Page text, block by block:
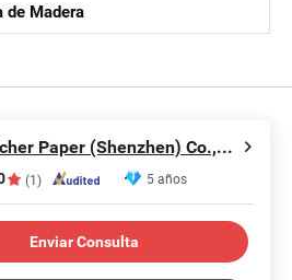
de Madera
Richer Paper (Shenzhen) Co.,Ltd.
(1) 5 años
Enviar Consulta